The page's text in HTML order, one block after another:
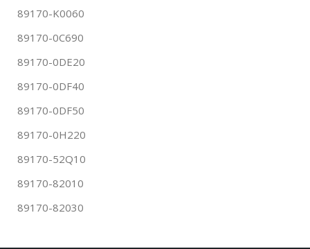
89170-K0060
89170-0C690
89170-0DE20
89170-0DF40
89170-0DF50
89170-0H220
89170-52Q10
89170-82010
89170-82030